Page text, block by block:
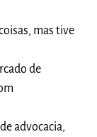
mas tive
de
advocacia,